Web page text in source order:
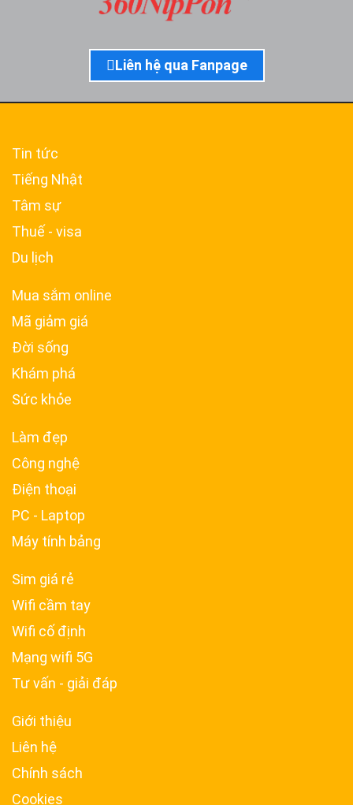
Liên hệ qua Fanpage
Tin tức
Tiếng Nhật
Tâm sự
Thuế - visa
Du lịch
Mua sắm online
Mã giảm giá
Đời sống
Khám phá
Sức khỏe
Làm đẹp
Công nghệ
Điện thoại
PC - Laptop
Máy tính bảng
Sim giá rẻ
Wifi cầm tay
Wifi cố định
Mạng wifi 5G
Tư vấn - giải đáp
Giới thiệu
Liên hệ
Chính sách
Cookies